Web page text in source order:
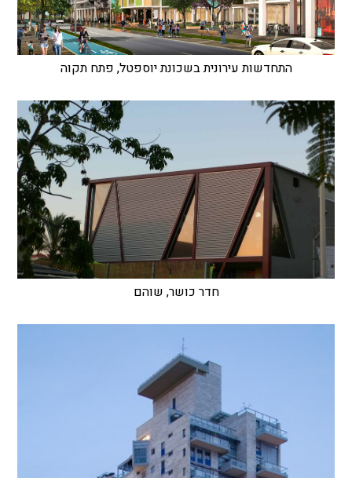
התחדשות עירונית בשכונת יוספטל, פתח תקוה
חדר כושר, שוהם